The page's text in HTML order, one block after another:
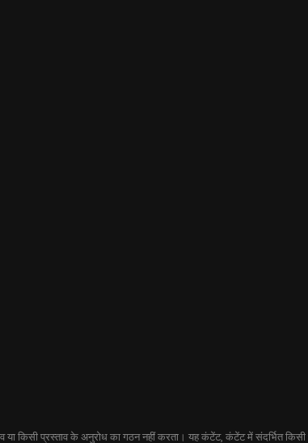
किसी प्रस्ताव के अनुरोध का गठन नहीं करता। यह कंटेंट, कंटेंट में संदर्भित किसी